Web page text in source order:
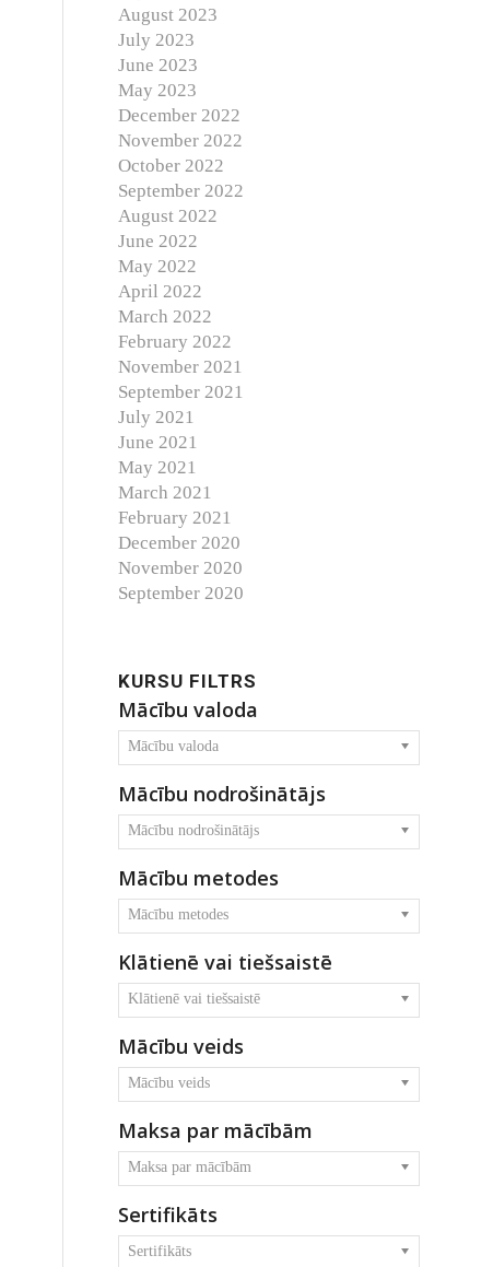
August 2023
July 2023
June 2023
May 2023
December 2022
November 2022
October 2022
September 2022
August 2022
June 2022
May 2022
April 2022
March 2022
February 2022
November 2021
September 2021
July 2021
June 2021
May 2021
March 2021
February 2021
December 2020
November 2020
September 2020
KURSU FILTRS
Mācību valoda
Mācību valoda
Mācību nodrošinātājs
Mācību nodrošinātājs
Mācību metodes
Mācību metodes
Klātienē vai tiešsaistē
Klātienē vai tiešsaistē
Mācību veids
Mācību veids
Maksa par mācībām
Maksa par mācībām
Sertifikāts
Sertifikāts